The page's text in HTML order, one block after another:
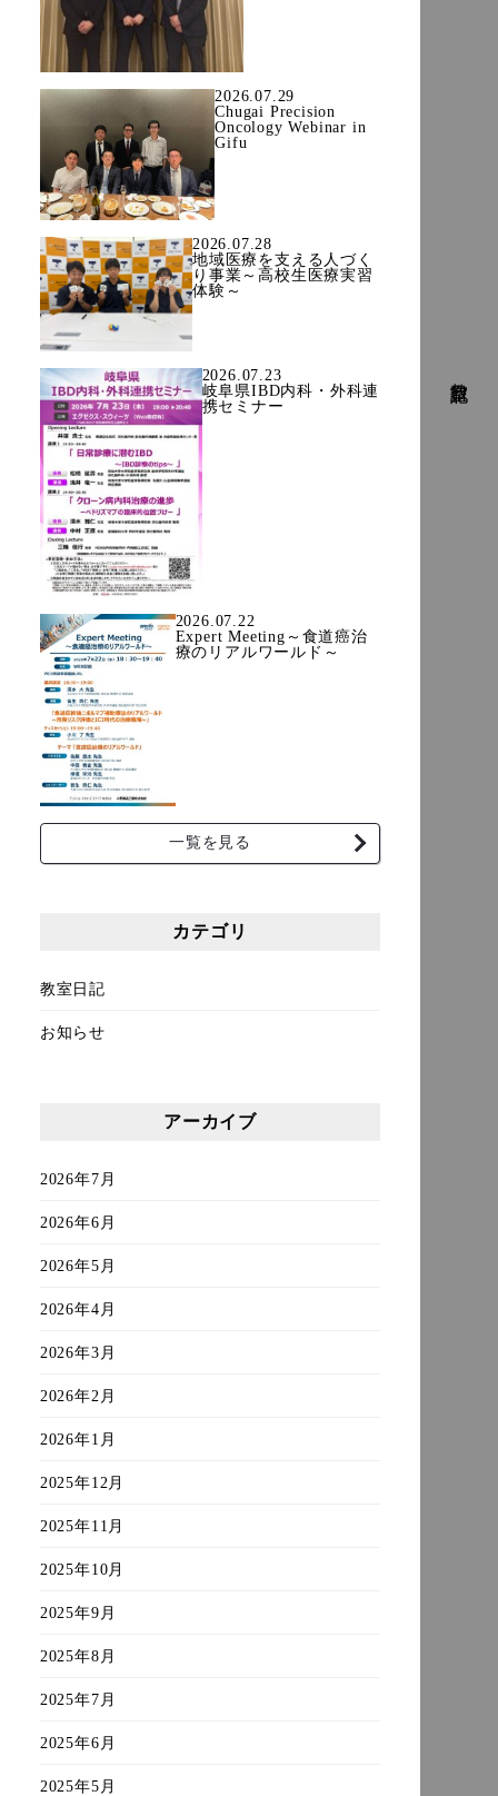
2026.07.29
Chugai Precision
Oncology Webinar in
Gifu
2026.07.28
地域医療を支える人づく
り事業～高校生医療実習
体験～
2026.07.23
岐阜県IBD内科・外科連
携セミナー
2026.07.22
Expert Meeting～食道癌治
療のリアルワールド～
一覧を見る
カテゴリ
教室日記
お知らせ
アーカイブ
2026年7月
2026年6月
2026年5月
2026年4月
2026年3月
2026年2月
2026年1月
2025年12月
2025年11月
2025年10月
2025年9月
2025年8月
2025年7月
2025年6月
2025年5月